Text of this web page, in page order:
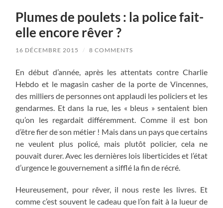
Plumes de poulets : la police fait-
elle encore rêver ?
16 DÉCEMBRE 2015 / 8 COMMENTS
En début d’année, après les attentats contre Charlie
Hebdo et le magasin casher de la porte de Vincennes,
des milliers de personnes ont applaudi les policiers et les
gendarmes. Et dans la rue, les « bleus » sentaient bien
qu’on les regardait différemment. Comme il est bon
d’être fier de son métier ! Mais dans un pays que certains
ne veulent plus policé, mais plutôt policier, cela ne
pouvait durer. Avec les dernières lois liberticides et l’état
d’urgence le gouvernement a sifflé la fin de récré.
Heureusement, pour rêver, il nous reste les livres. Et
comme c’est souvent le cadeau que l’on fait à la lueur de